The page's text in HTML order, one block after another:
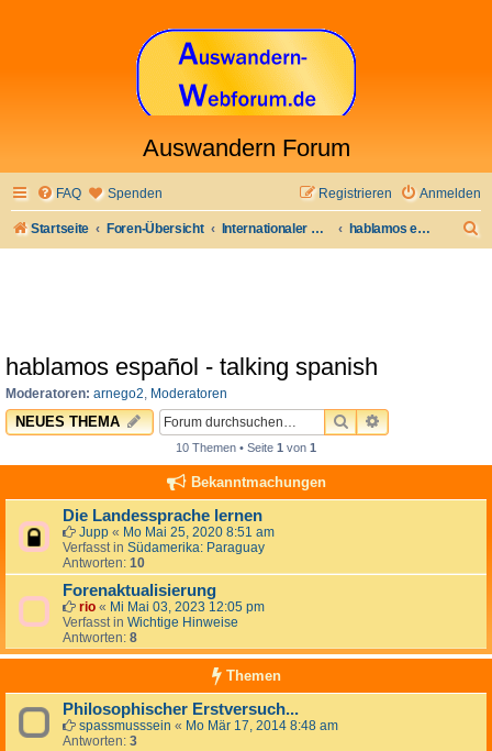
Auswandern Forum
FAQ Spenden Anmelden
Registrieren
Startseite Foren-Übersicht Internationaler Bereich hablamos español - talking spanish
hablamos español - talking spanish
Moderatoren: arnego2, Moderatoren
NEUES THEMA SUCHEERWEITERTE
10 Themen • Seite 1 von 1
Bekanntmachungen
Die Landessprache lernen
Jupp « Mo Mai 25, 2020 8:51 am
Verfasst in Südamerika: Paraguay
Antworten: 10
Forenaktualisierung
rio « Mi Mai 03, 2023 12:05 pm
Verfasst in Wichtige Hinweise
Antworten: 8
Themen
Philosophischer Erstversuch...
spassmusssein « Mo Mär 17, 2014 8:48 am
Antworten: 3